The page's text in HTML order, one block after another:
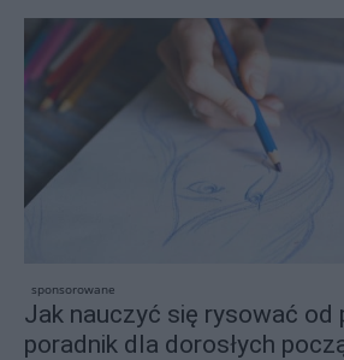
sponsorowane
Jak nauczyć się rysować od
poradnik dla dorosłych